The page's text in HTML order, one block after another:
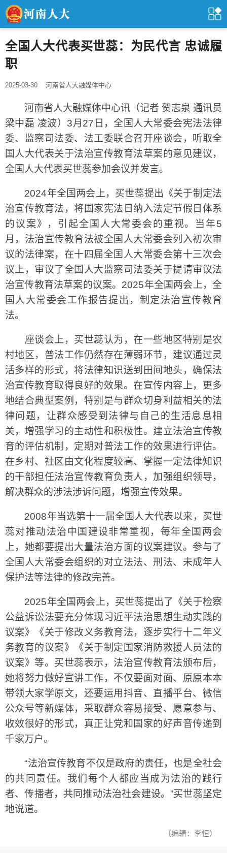
全国人大代表买世蕊：为民代言 忠诚履
职
2025-03-30 河南省人大融媒体中心
河南省人大融媒体中心讯（记者 贺志泉 通讯员
梁中磊 凌波）3月27日，全国人大常委会宪法法律
委、监察司法委、法工委联合召开座谈会，听取全
国人大代表关于法治宣传教育法草案的意见建议，
全国人大代表买世蕊参加会议并发言。
2024年全国两会上，买世蕊提出《关于制定法
治宣传教育法，将国家宪法日纳入法定节假日体系
的议案》，引起全国人大常委会的重视。当年5
月，法治宣传教育法被全国人大常委会列入初次审
议的法律案，在十四届全国人大常委会第十三次会
议上，审议了全国人大监察司法委关于提请审议法
治宣传教育法草案的议案。2025年全国两会上，全
国人大常委会工作报告提出，制定法治宣传教育
法。
座谈会上，买世蕊认为，在一些地区特别是农
村地区，普法工作仍然存在薄弱环节，建议通过灵
活多样的形式，将法律知识送到田间地头，确保法
治宣传教育取得良好的效果。在宣传内容上，更多
地结合典型案例，特别是与群众切身利益相关的法
律问题，让群众感受到法律与自己的生活息息相
关，增强学习的主动性和积极性。建立法治宣传教
育的评估机制，定期对普法工作的效果进行评估。
在乡村、社区由文化程度较高、掌握一定法律知识
的干部担任法治宣传教育负责人，加强组织领导，
解决群众的涉法涉诉问题，增强宣传效果。
2008年当选第十一届全国人大代表以来，买世
蕊对推动法治中国建设非常重视，每年全国两会
上，她都要提出大量法治方面的议案建议。参与了
全国人大常委会组织的对立法法、刑法、未成年人
保护法等法律的修改完善。
2025年全国两会上，买世蕊提出了《关于检察
公益诉讼法要充分体现习近平法治思想生动实践的
议案》《关于修改义务教育法，逐步实行十二年义
务教育的议案》《关于制定国家消防救援人员法的
议案》等。买世蕊表示，法治宣传教育法颁布后，
她将努力做好宣讲工作，不仅要面对面、原原本本
带领大家学原文，还要运用抖音、直播平台、微信
公众号等新媒体，采取群众容易接受、愿意参与、
收效很好的形式，真正让党和国家的好声音传递到
千家万户。
“法治宣传教育不仅是政府的责任，也是全社会
的共同责任。我们每个人都应当成为法治的践行
者、传播者，共同推动法治社会建设。”买世蕊坚定
地说道。
（编辑：李恒）